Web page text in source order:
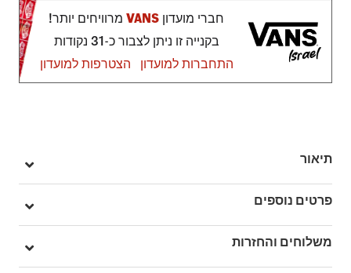
חברי מועדון VANSמרוויחים יותר!
בקנייה זו ניתן לצבור כ-31 נקודות
התחברות למועדון
הצטרפות למועדון
תיאור
תקליטים בגב, ולוגו Vans בעיצוב מחודש על החזה.
מגיע עם כיס קדמי בסגנון קנגורו וגזרה משוחררת שמוסיפה תחושת
נינוחות מושלמת.
פרטים נוספים
מק"ט: V00RD71O7
משלוחים והחזרות